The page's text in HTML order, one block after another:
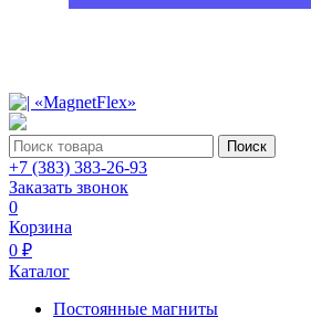
Поиск
+7 (383) 383-26-93
Заказать звонок
0
Корзина
0 ₽
Каталог
Постоянные магниты